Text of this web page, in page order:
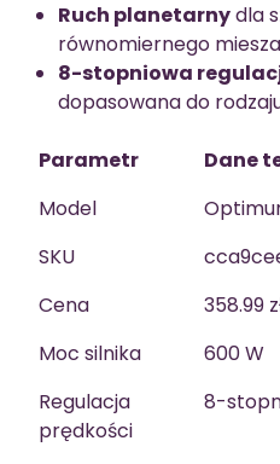
Ruch planetarnydla
równomiernego
8-stopniowa
dopasowana do
Parametr
Dane
Model
SKU
Cena
358.99
Moc silnika
600 W
Regulacja
prędkości
8-